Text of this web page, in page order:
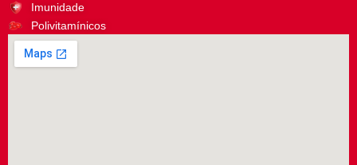
Imunidade
Polivitamínicos